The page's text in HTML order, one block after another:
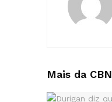
Mais da CBN